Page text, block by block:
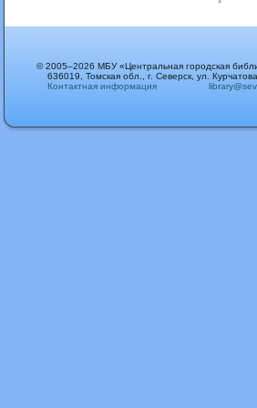
© 2005–2026 МБУ «Центральная городская
636019, Томская обл., г. Северск, ул.
Контактная информация